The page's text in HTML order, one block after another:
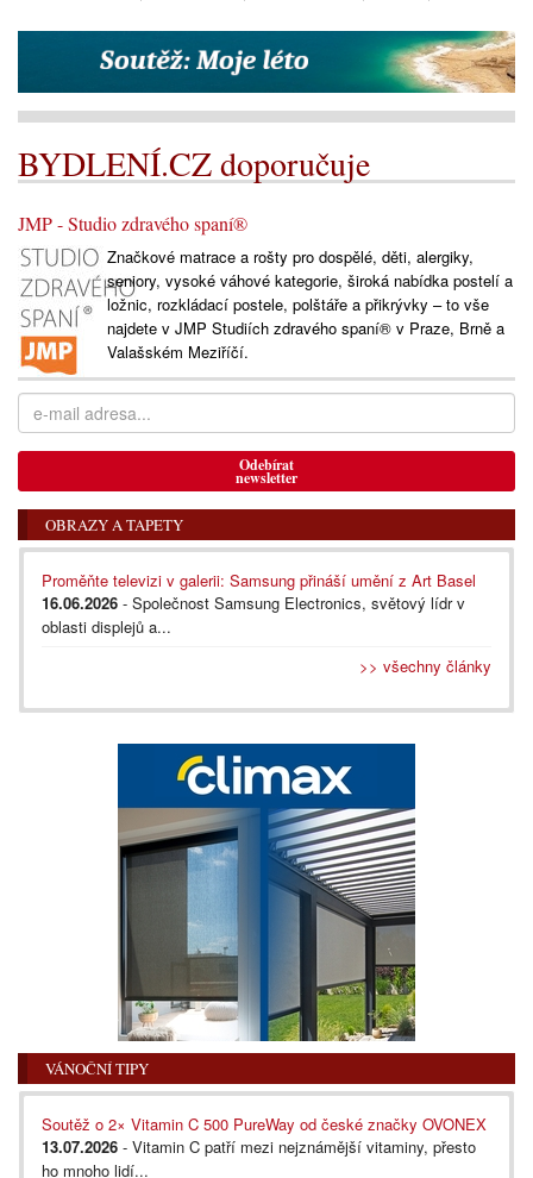
BYDLENÍ.CZ doporučuje
JMP - Studio zdravého spaní®
Značkové matrace a rošty pro dospělé, děti, alergiky,
seniory, vysoké váhové kategorie, široká nabídka postelí a
ložnic, rozkládací postele, polštáře a přikrývky – to vše
najdete v JMP Studiích zdravého spaní® v Praze, Brně a
Valašském Meziříčí.
Odebírat
newsletter
OBRAZY A TAPETY
Proměňte televizi v galerii: Samsung přináší umění z Art Basel
16.06.2026 - Společnost Samsung Electronics, světový lídr v
oblasti displejů a...
>> všechny články
VÁNOČNÍ TIPY
Soutěž o 2× Vitamin C 500 PureWay od české značky OVONEX
13.07.2026 - Vitamin C patří mezi nejznámější vitaminy, přesto
ho mnoho lidí...